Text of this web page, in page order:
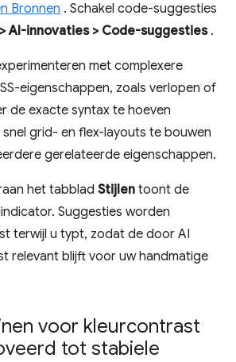
Bronnen . Schakel code-suggesties
AI-innovaties > Code-suggesties.
met complexere
eigenschappen, zoals verlopen of
de exacte syntax te hoeven
grid- en flex-layouts te bouwen
gerelateerde eigenschappen.
het tabblad Stijlen toont de
Suggesties worden
terwijl u typt, zodat de door AI
relevant blijft voor uw handmatige
voor kleurcontrast
tot stabiele